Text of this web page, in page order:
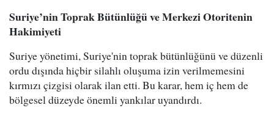
Suriye’nin Toprak Bütünlüğü ve Merkezi Otoritenin
Hakimiyeti
Suriye yönetimi, Suriye'nin toprak bütünlüğünü ve düzenli
ordu dışında hiçbir silahlı oluşuma izin verilmemesini
kırmızı çizgisi olarak ilan etti. Bu karar, hem iç hem de
bölgesel düzeyde önemli yankılar uyandırdı.